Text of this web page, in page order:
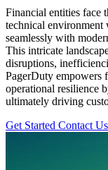
Financial entities face
technical environment
seamlessly with
This intricate
disruptions,
PagerDuty empowers
operational resilience
ultimately driving
Get Started Contact Us